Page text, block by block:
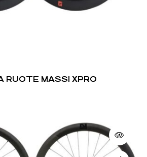
RUOTE MASSI XPRO